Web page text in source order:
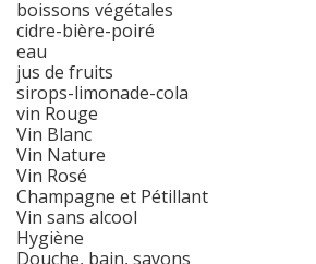
boissons végétales
cidre-bière-poiré
eau
jus de fruits
sirops-limonade-cola
vin Rouge
Vin Blanc
Vin Nature
Vin Rosé
Champagne et Pétillant
Vin sans alcool
Hygiène
Douche, bain, savons